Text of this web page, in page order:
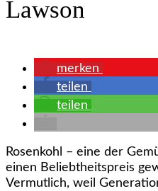
Lawson
merken
teilen
teilen
Rosenkohl – eine der
einen Beliebtheitspreis
Vermutlich, weil